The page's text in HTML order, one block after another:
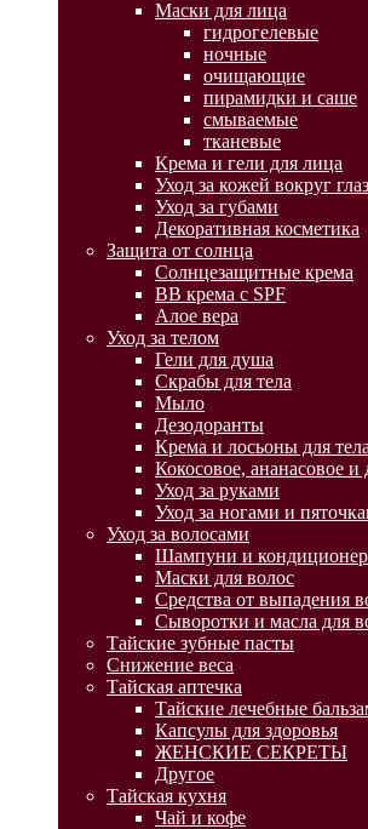
Маски для лица
гидрогелевые
ночные
очищающие
пирамидки и саше
смываемые
тканевые
Крема и гели для лица
Уход за кожей вокруг глаз
Уход за губами
Декоративная косметика
Защита от солнца
Солнцезащитные крема
BB крема с SPF
Алое вера
Уход за телом
Гели для душа
Скрабы для тела
Мыло
Дезодоранты
Крема и лосьоны для
Кокосовое, ананасовое и
Уход за руками
Уход за ногами и
Уход за волосами
Шампуни и
Маски для волос
Средства от выпадения
Сыворотки и масла для
Тайские зубные пасты
Снижение веса
Тайская аптечка
Тайские лечебные
Капсулы для здоровья
ЖЕНСКИЕ СЕКРЕТЫ
Другое
Тайская кухня
Чай и кофе